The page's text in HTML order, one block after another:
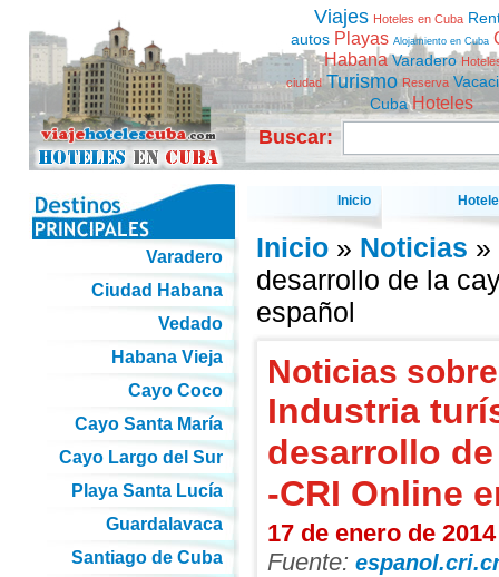
Viajes Hoteles en Cuba
autos Playas Alojamiento en Cuba
Habana Varadero
ciudad Turismo Reserva
Cuba Hoteles
Buscar:
Inicio
Inicio» Noticias »
desarrollo de la
español
Noticias
Industria
desarrollo
-CRI Online
17 de enero de 2014
Fuente:
Varadero
Ciudad Habana
Vedado
Habana Vieja
Cayo Coco
Cayo Santa María
Cayo Largo del Sur
Playa Santa Lucía
Guardalavaca
Santiago de Cuba